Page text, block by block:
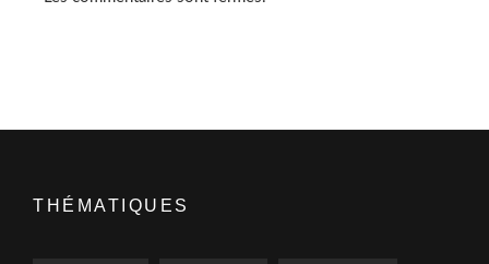
THÉMATIQUES